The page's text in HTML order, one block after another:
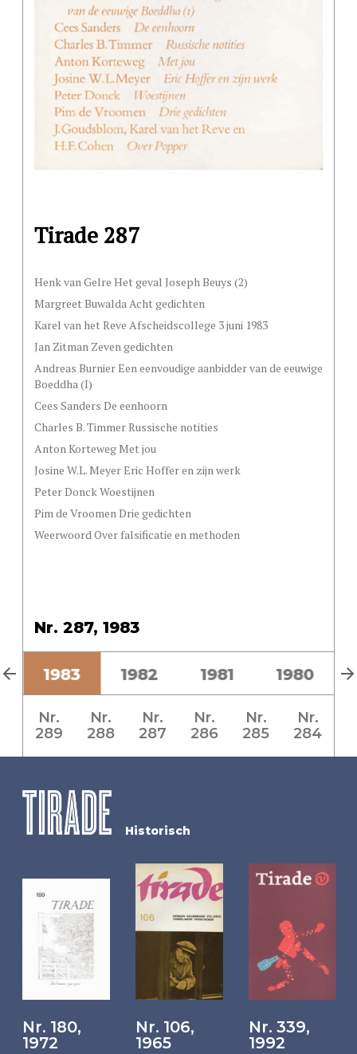
Tirade 287
Henk van Gelre Het geval Joseph Beuys (2)
Margreet Buwalda Acht gedichten
Karel van het Reve Afscheidscollege 3 juni 1983
Jan Zitman Zeven gedichten
Andreas Burnier Een eenvoudige aanbidder van de eeuwige
Boeddha (I)
Cees Sanders De eenhoorn
Charles B. Timmer Russische notities
Anton Korteweg Met jou
Josine W.L. Meyer Eric Hoffer en zijn werk
Peter Donck Woestijnen
Pim de Vroomen Drie gedichten
Weerwoord Over falsificatie en methoden
Nr. 287, 1983
1983 1982 1981 1980
Nr.
289
Nr.
288
Nr.
287
Nr.
286
Nr.
285
Nr.
284
Historisch
Nr. 180,
1972
Nr. 106,
1965
Nr. 339,
1992